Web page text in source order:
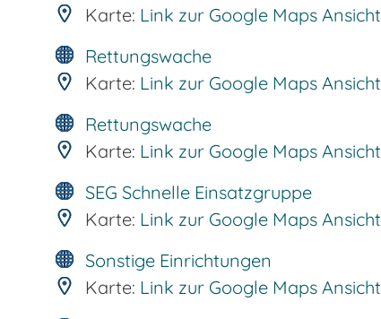
Karte: Link zur Google Maps Ansicht
Rettungswache
Karte: Link zur Google Maps Ansicht
Rettungswache
Karte: Link zur Google Maps Ansicht
SEG Schnelle Einsatzgruppe
Karte: Link zur Google Maps Ansicht
Sonstige Einrichtungen
Karte: Link zur Google Maps Ansicht